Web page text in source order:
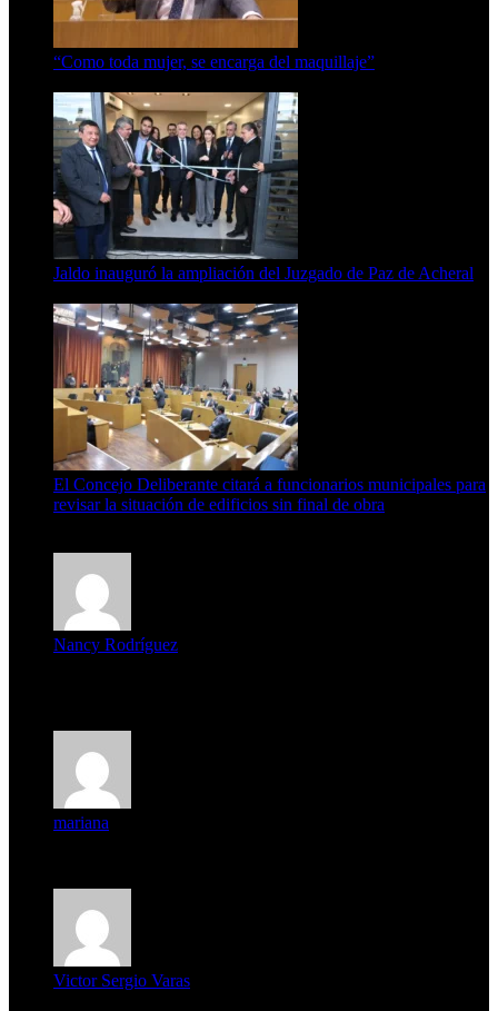
“Como toda mujer, se encarga del maquillaje”
Jaldo inauguró la ampliación del Juzgado de Paz de Acheral
El Concejo Deliberante citará a funcionarios municipales para
revisar la situación de edificios sin final de obra
Nancy Rodríguez
mariana
Victor Sergio Varas